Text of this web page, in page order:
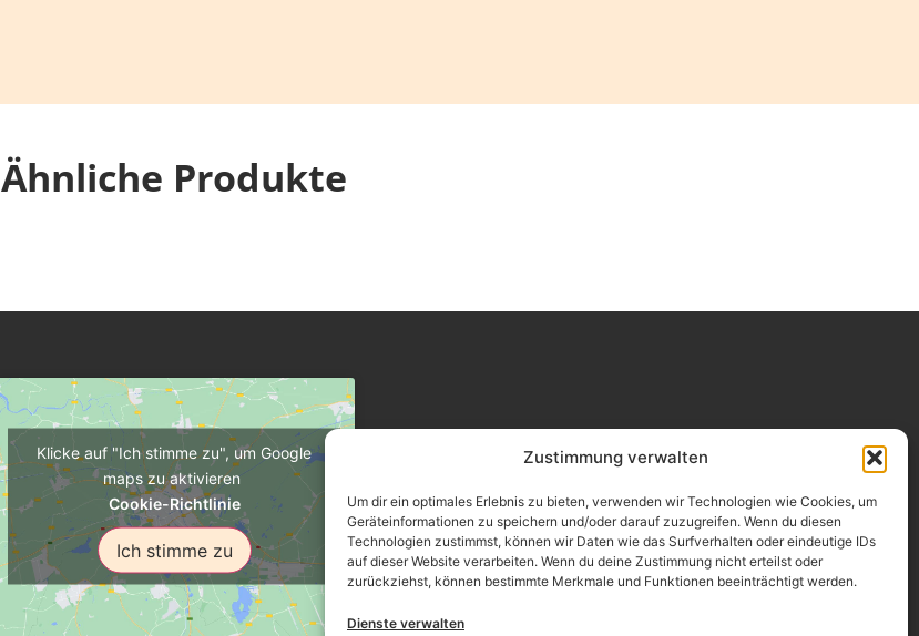
Zustimmung verwalten
Um dir ein optimales Erlebnis zu bieten, verwenden wir Technologien wie Cookies, um
Geräteinformationen zu speichern und/oder darauf zuzugreifen. Wenn du diesen
Technologien zustimmst, können wir Daten wie das Surfverhalten oder eindeutige IDs
auf dieser Website verarbeiten. Wenn du deine Zustimmung nicht erteilst oder
zurückziehst, können bestimmte Merkmale und Funktionen beeinträchtigt werden.
Dienste verwalten
Ähnliche Produkte
Klicke auf "Ich stimme zu", um Google
maps zu aktivieren
Cookie-Richtlinie
Ich stimme zu
Impressum
Datenschutz
Erklärung zur Barrierefreiheit
AGB